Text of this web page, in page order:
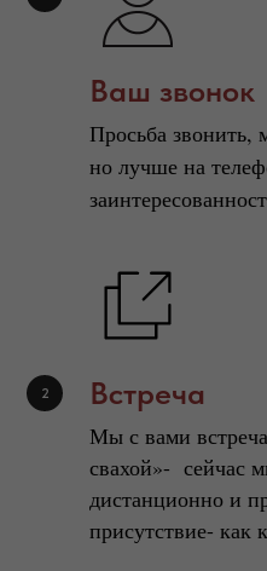
Ваш звонок
Просьба
но лучше на
Встреча
Мы с вами
свахой»- сейчас
дистанционно и
присутствие- как